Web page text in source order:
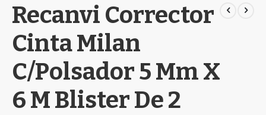
to
the
beginning
of
images
gallery
Recanvi Corrector
Cinta Milan
C/Polsador 5 Mm X
6 M Blister De 2